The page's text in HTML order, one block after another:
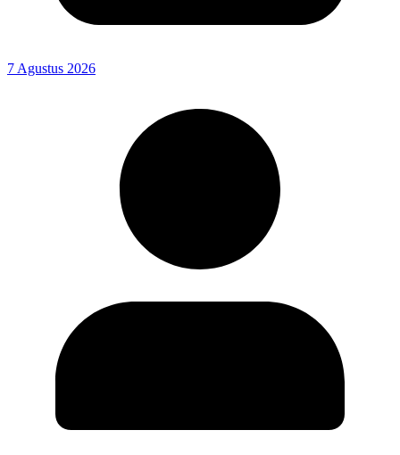
7 Agustus 2026